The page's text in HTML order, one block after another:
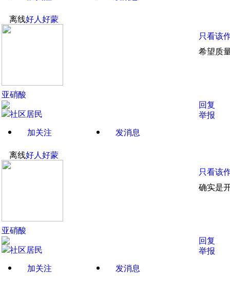
离线好人好蒙
亚硝酸
加关注 发消息
只看该
希望质
回复
举报
离线好人好蒙
亚硝酸
加关注 发消息
只看该
确实是
回复
举报